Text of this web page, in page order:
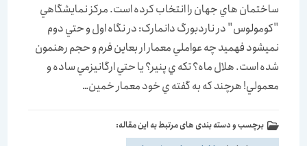
ساختمان هاي جهان را انتخاب کرده است. مرکز نمايشگاهي
"کومولوس" در ناردبورگ دانمارک: در نگاه اول و حتي دوم
نميشود فهميد چه عواملي معمار ار بعاين فرم و حجم رهنمون
شده است. هلال ماه؟ تکه ي پنير؟ يا حتي ارگانيزمي ساده و
معمولي! هرچند که به گفته ي خود معمار خمين…
برچسب و دسته بندی های مرتبط به این مقاله: